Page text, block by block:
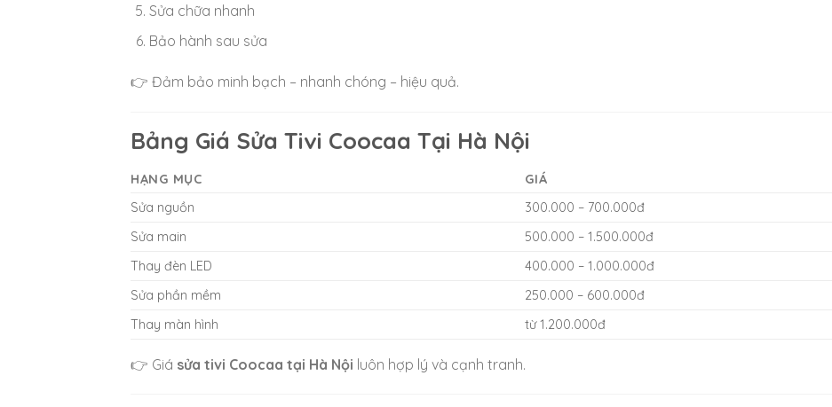
Sửa chữa nhanh
Bảo hành sau sửa
👉 Đảm bảo minh bạch – nhanh chóng – hiệu quả.
Bảng Giá Sửa Tivi Coocaa Tại Hà Nội
HẠNG MỤC
GIÁ
Sửa nguồn
300.000 – 700.000đ
Sửa main
500.000 – 1.500.000đ
Thay đèn LED
400.000 – 1.000.000đ
Sửa phần mềm
250.000 – 600.000đ
Thay màn hình
từ 1.200.000đ
👉 Giá sửa tivi Coocaa tại Hà Nội luôn hợp lý và cạnh tranh.